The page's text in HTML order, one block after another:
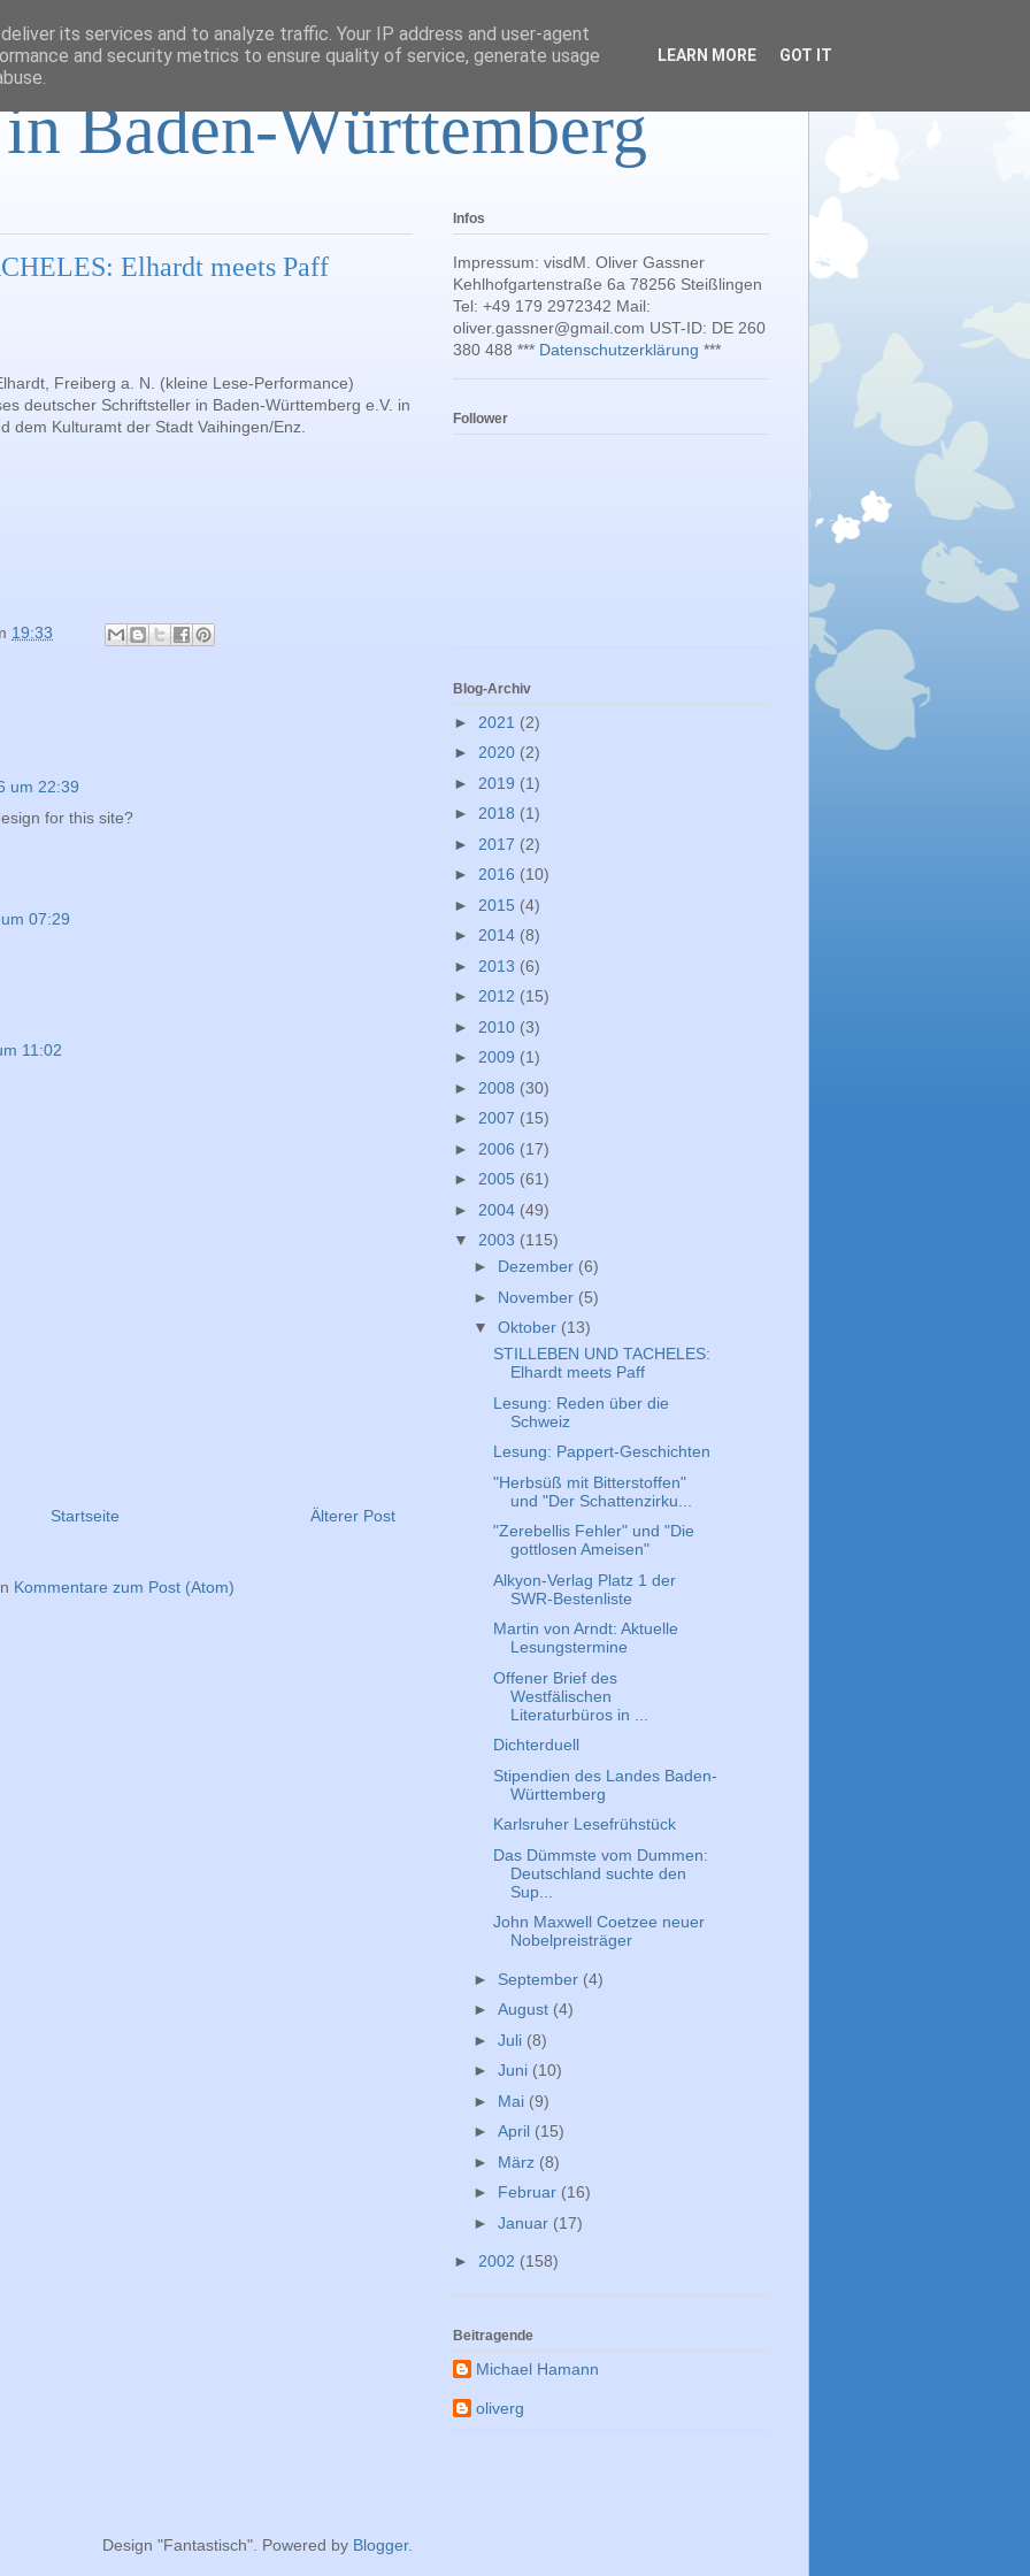
Baden-Württemberg
Elhardt meets Paff
Freiberg a. N. (kleine Lese-Performance)
deutscher Schriftsteller in Baden-Württemberg e.V. in
dem Kulturamt der Stadt Vaihingen/Enz.
19:33
um 22:39
for this site?
07:29
11:02
Älterer Post
Startseite
Kommentare zum Post (Atom)
Infos
Impressum: visdM. Oliver Gassner
Kehlhofgartenstraße 6a 78256 Steißlingen
Tel: +49 179 2972342 Mail:
oliver.gassner@gmail.com UST-ID: DE 260
380 488 *** Datenschutzerklärung ***
Follower
Blog-Archiv
► 2021 (2)
► 2020 (2)
► 2019 (1)
► 2018 (1)
► 2017 (2)
► 2016 (10)
► 2015 (4)
► 2014 (8)
► 2013 (6)
► 2012 (15)
► 2010 (3)
► 2009 (1)
► 2008 (30)
► 2007 (15)
► 2006 (17)
► 2005 (61)
► 2004 (49)
▼ 2003 (115)
► Dezember (6)
► November (5)
▼ Oktober (13)
STILLEBEN UND TACHELES:
Elhardt meets Paff
Lesung: Reden über die
Schweiz
Lesung: Pappert-Geschichten
"Herbsüß mit Bitterstoffen"
und "Der Schattenzirku...
"Zerebellis Fehler" und "Die
gottlosen Ameisen"
Alkyon-Verlag Platz 1 der
SWR-Bestenliste
Martin von Arndt: Aktuelle
Lesungstermine
Offener Brief des
Westfälischen
Literaturbüros in ...
Dichterduell
Stipendien des Landes Baden-
Württemberg
Karlsruher Lesefrühstück
Das Dümmste vom Dummen:
Deutschland suchte den
Sup...
John Maxwell Coetzee neuer
Nobelpreisträger
► September (4)
► August (4)
► Juli (8)
► Juni (10)
► Mai (9)
► April (15)
► März (8)
► Februar (16)
► Januar (17)
► 2002 (158)
Beitragende
Michael Hamann
oliverg
Design "Fantastisch". Powered by Blogger.
its services and to analyze traffic. Your IP address and user-agent
and security metrics to ensure quality of service, generate usage
LEARN MORE GOT IT